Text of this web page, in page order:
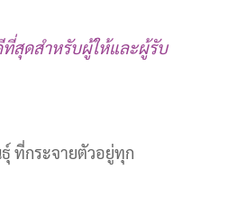
สุดสำหรับผู้ให้และผู้รับ
ที่กระจายตัวอยู่ทุก